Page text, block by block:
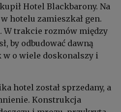
Hotel Blackbarony. Na
hotelu zamieszkał gen.
W trakcie rozmów między
by odbudować dawną
w o wiele doskonalszy i
hotel został sprzedany, a
Konstrukcja